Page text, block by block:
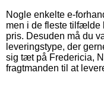
Nogle enkelte e-
men i de fleste tilfælde
pris. Desuden må du
leveringstype, der
sig tæt på Fredericia,
fragtmanden til at